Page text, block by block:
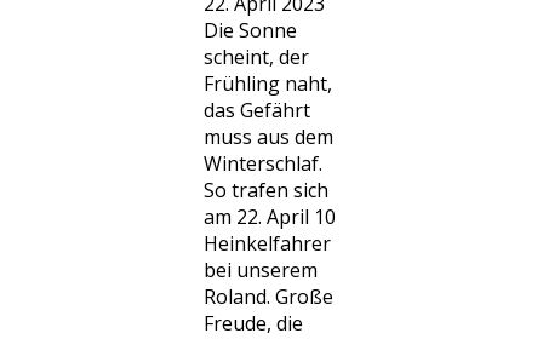
Die Sonne
scheint, der
Frühling naht,
das Gefährt
muss aus dem
Winterschlaf.
So trafen sich
am 22. April 10
Heinkelfahrer
bei unserem
Roland. Große
Freude, die